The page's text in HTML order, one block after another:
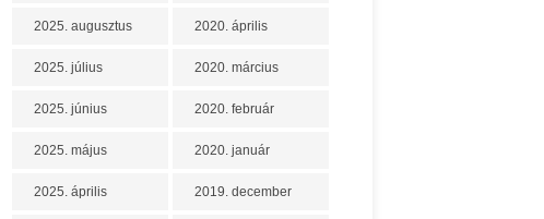
2025. augusztus
2025. július
2025. június
2025. május
2025. április
2020. április
2020. március
2020. február
2020. január
2019. december